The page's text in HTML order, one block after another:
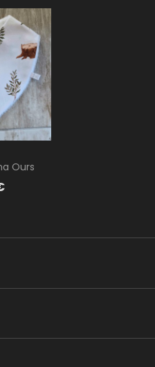
Ours